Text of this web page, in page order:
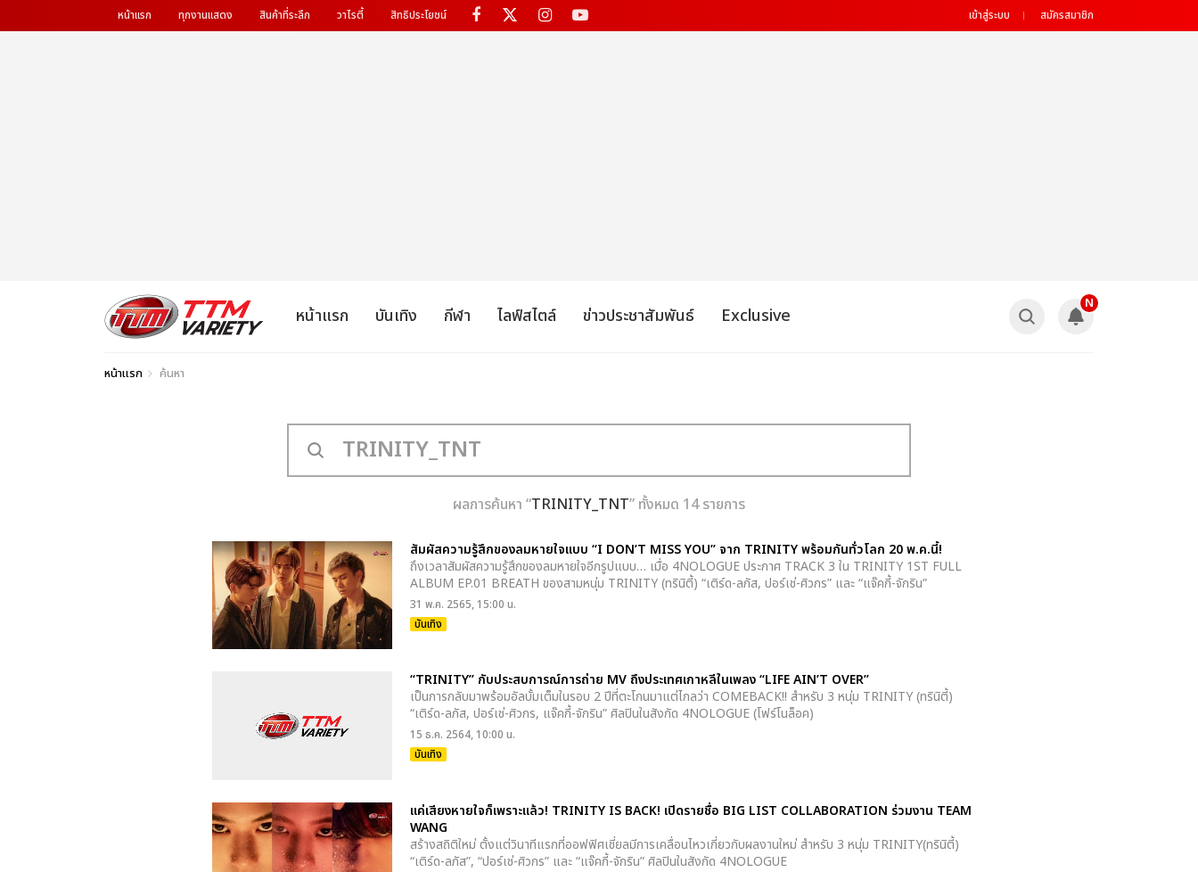
หน้าแรก ทุกงานแสดง สินค้าที่ระลึก วาไรตี้ สิทธิประโยชน์ เข้าสู่ระบบ สมัครสมาชิก
หน้าแรก บันเทิง กีฬา ไลฟ์สไตล์ ข่าวประชาสัมพันธ์ Exclusive
N
หน้าแรก ค้นหา
ผลการค้นหา “TRINITY_TNT” ทั้งหมด 14 รายการ
สัมผัสความรู้สึกของลมหายใจแบบ “I DON’T MISS YOU” จาก TRINITY พร้อมกันทั่วโลก 20 พ.ค.นี้!
ถึงเวลาสัมผัสความรู้สึกของลมหายใจอีกรูปแบบ… เมื่อ 4NOLOGUE ประกาศ TRACK 3 ใน TRINITY 1ST FULL
ALBUM EP.01 BREATH ของสามหนุ่ม TRINITY (ทรินิตี้) “เติร์ด-ลภัส, ปอร์เช่-ศิวกร” และ “แจ๊คกี้-จักริน”
31 พ.ค. 2565, 15:00 น.
บันเทิง
“TRINITY” กับประสบการณ์การถ่าย MV ถึงประเทศเกาหลีในเพลง “LIFE AIN’T OVER”
เป็นการกลับมาพร้อมอัลบั้มเต็มในรอบ 2 ปีที่ตะโกนมาแต่ไกลว่า COMEBACK!! สำหรับ 3 หนุ่ม TRINITY (ทรินิตี้)
“เติร์ด-ลภัส, ปอร์เช่-ศิวกร, แจ๊คกี้-จักริน” ศิลปินในสังกัด 4NOLOGUE (โฟร์โนล็อค)
15 ธ.ค. 2564, 10:00 น.
บันเทิง
แค่เสียงหายใจก็เพราะแล้ว! TRINITY IS BACK! เปิดรายชื่อ BIG LIST COLLABORATION ร่วมงาน TEAM
WANG
สร้างสถิติใหม่ ตั้งแต่วินาทีแรกที่ออฟฟิศเชี่ยลมีการเคลื่อนไหวเกี่ยวกับผลงานใหม่ สำหรับ 3 หนุ่ม TRINITY(ทรินิตี้)
“เติร์ด-ลภัส”, “ปอร์เช่-ศิวกร” และ “แจ๊คกี้-จักริน” ศิลปินในสังกัด 4NOLOGUE